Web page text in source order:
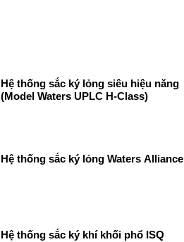
Hệ thống sắc ký lỏng siêu hiệu năng
(Model Waters UPLC H-Class)
Hệ thống sắc ký lỏng Waters Alliance
Hệ thống sắc ký khí khối phổ ISQ